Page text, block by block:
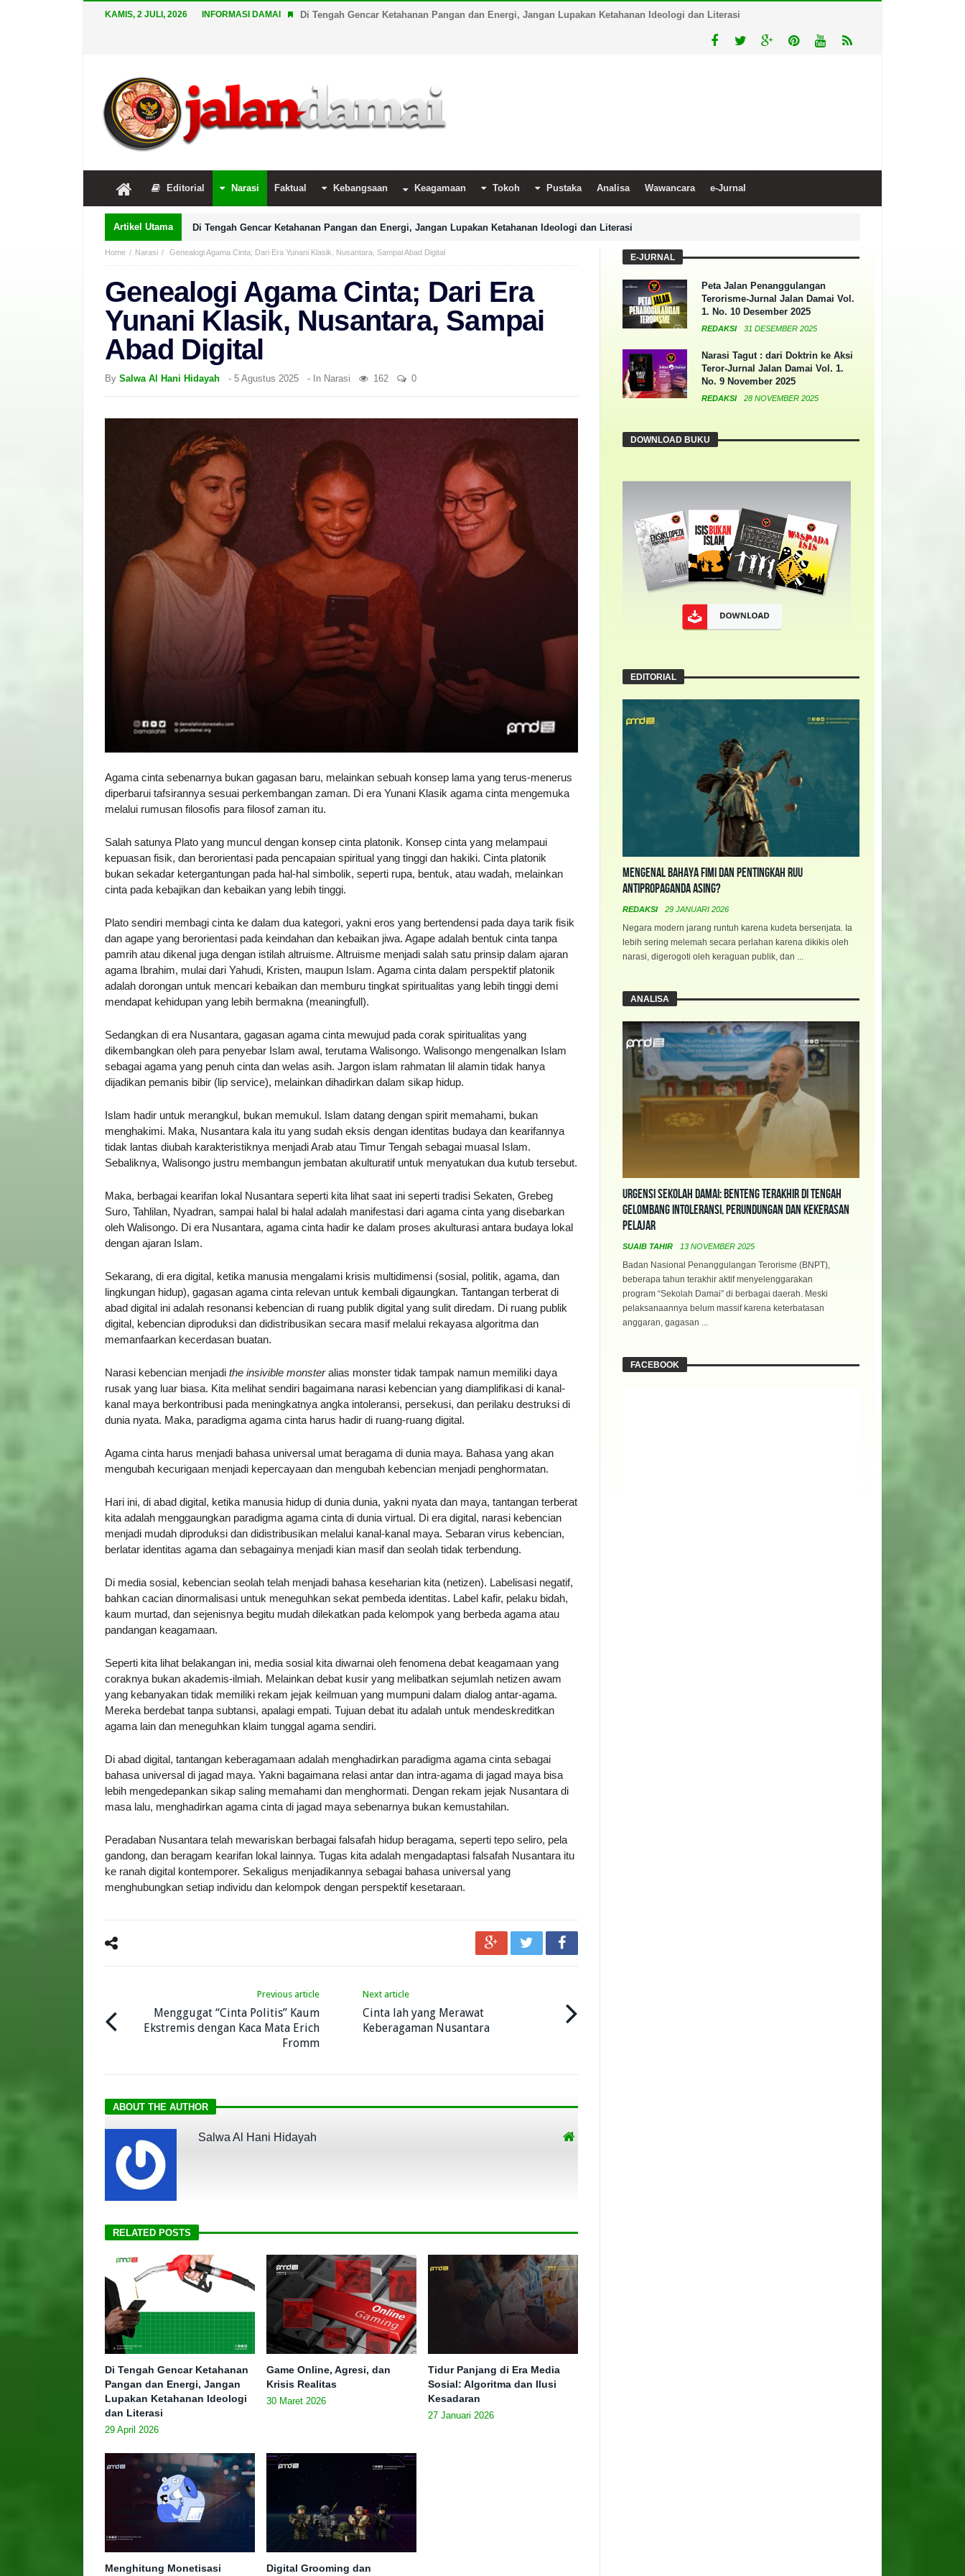
KAMIS, 2 JULI, 2026 INFORMASI DAMAI Di Tengah Gencar Ketahanan Pangan dan Energi, Jangan Lupakan Ketahanan Ideologi dan Literasi
Editorial Narasi Faktual Kebangsaan Keagamaan Tokoh Pustaka Analisa Wawancara e-Jurnal
Artikel Utama Di Tengah Gencar Ketahanan Pangan dan Energi, Jangan Lupakan Ketahanan Ideologi dan Literasi
Home Narasi Genealogi Agama Cinta; Dari Era Yunani Klasik, Nusantara, Sampai Abad Digital
Genealogi Agama Cinta; Dari Era
Yunani Klasik, Nusantara, Sampai
Abad Digital
By Salwa Al Hani Hidayah - 5 Agustus 2025 - In Narasi 162 0
Agama cinta sebenarnya bukan gagasan baru, melainkan sebuah konsep lama yang terus-menerus
diperbarui tafsirannya sesuai perkembangan zaman. Di era Yunani Klasik agama cinta mengemuka
melalui rumusan filosofis para filosof zaman itu.
Salah satunya Plato yang muncul dengan konsep cinta platonik. Konsep cinta yang melampaui
kepuasan fisik, dan berorientasi pada pencapaian spiritual yang tinggi dan hakiki. Cinta platonik
bukan sekadar ketergantungan pada hal-hal simbolik, seperti rupa, bentuk, atau wadah, melainkan
cinta pada kebajikan dan kebaikan yang lebih tinggi.
Plato sendiri membagi cinta ke dalam dua kategori, yakni eros yang bertendensi pada daya tarik fisik
dan agape yang berorientasi pada keindahan dan kebaikan jiwa. Agape adalah bentuk cinta tanpa
pamrih atau dikenal juga dengan istilah altruisme. Altruisme menjadi salah satu prinsip dalam ajaran
agama Ibrahim, mulai dari Yahudi, Kristen, maupun Islam. Agama cinta dalam perspektif platonik
adalah dorongan untuk mencari kebaikan dan memburu tingkat spiritualitas yang lebih tinggi demi
mendapat kehidupan yang lebih bermakna (meaningfull).
Sedangkan di era Nusantara, gagasan agama cinta mewujud pada corak spiritualitas yang
dikembangkan oleh para penyebar Islam awal, terutama Walisongo. Walisongo mengenalkan Islam
sebagai agama yang penuh cinta dan welas asih. Jargon islam rahmatan lil alamin tidak hanya
dijadikan pemanis bibir (lip service), melainkan dihadirkan dalam sikap hidup.
Islam hadir untuk merangkul, bukan memukul. Islam datang dengan spirit memahami, bukan
menghakimi. Maka, Nusantara kala itu yang sudah eksis dengan identitas budaya dan kearifannya
tidak lantas diubah karakteristiknya menjadi Arab atau Timur Tengah sebagai muasal Islam.
Sebaliknya, Walisongo justru membangun jembatan akulturatif untuk menyatukan dua kutub tersebut.
Maka, berbagai kearifan lokal Nusantara seperti kita lihat saat ini seperti tradisi Sekaten, Grebeg
Suro, Tahlilan, Nyadran, sampai halal bi halal adalah manifestasi dari agama cinta yang disebarkan
oleh Walisongo. Di era Nusantara, agama cinta hadir ke dalam proses akulturasi antara budaya lokal
dengan ajaran Islam.
Sekarang, di era digital, ketika manusia mengalami krisis multidimensi (sosial, politik, agama, dan
lingkungan hidup), gagasan agama cinta relevan untuk kembali digaungkan. Tantangan terberat di
abad digital ini adalah resonansi kebencian di ruang publik digital yang sulit diredam. Di ruang publik
digital, kebencian diproduksi dan didistribusikan secara masif melalui rekayasa algoritma dan
memanfaarkan kecerdasan buatan.
Narasi kebencian menjadi the insivible monsteralias monster tidak tampak namun memiliki daya
rusak yang luar biasa. Kita melihat sendiri bagaimana narasi kebencian yang diamplifikasi di kanal-
kanal maya berkontribusi pada meningkatnya angka intoleransi, persekusi, dan perilaku destruksi di
dunia nyata. Maka, paradigma agama cinta harus hadir di ruang-ruang digital.
Agama cinta harus menjadi bahasa universal umat beragama di dunia maya. Bahasa yang akan
mengubah kecurigaan menjadi kepercayaan dan mengubah kebencian menjadi penghormatan.
Hari ini, di abad digital, ketika manusia hidup di dunia dunia, yakni nyata dan maya, tantangan terberat
kita adalah menggaungkan paradigma agama cinta di dunia virtual. Di era digital, narasi kebencian
menjadi mudah diproduksi dan didistribusikan melalui kanal-kanal maya. Sebaran virus kebencian,
berlatar identitas agama dan sebagainya menjadi kian masif dan seolah tidak terbendung.
Di media sosial, kebencian seolah telah menjadi bahasa keseharian kita (netizen). Labelisasi negatif,
bahkan cacian dinormalisasi untuk meneguhkan sekat pembeda identitas. Label kafir, pelaku bidah,
kaum murtad, dan sejenisnya begitu mudah dilekatkan pada kelompok yang berbeda agama atau
pandangan keagamaan.
Seperti kita lihat belakangan ini, media sosial kita diwarnai oleh fenomena debat keagamaan yang
coraknya bukan akademis-ilmiah. Melainkan debat kusir yang melibatkan sejumlah netizen awam
yang kebanyakan tidak memiliki rekam jejak keilmuan yang mumpuni dalam dialog antar-agama.
Mereka berdebat tanpa subtansi, apalagi empati. Tujuan debat itu adalah untuk mendeskreditkan
agama lain dan meneguhkan klaim tunggal agama sendiri.
Di abad digital, tantangan keberagamaan adalah menghadirkan paradigma agama cinta sebagai
bahasa universal di jagad maya. Yakni bagaimana relasi antar dan intra-agama di jagad maya bisa
lebih mengedepankan sikap saling memahami dan menghormati. Dengan rekam jejak Nusantara di
masa lalu, menghadirkan agama cinta di jagad maya sebenarnya bukan kemustahilan.
Peradaban Nusantara telah mewariskan berbagai falsafah hidup beragama, seperti tepo seliro, pela
gandong, dan beragam kearifan lokal lainnya. Tugas kita adalah mengadaptasi falsafah Nusantara itu
ke ranah digital kontemporer. Sekaligus menjadikannya sebagai bahasa universal yang
menghubungkan setiap individu dan kelompok dengan perspektif kesetaraan.
Previous article
Menggugat “Cinta Politis” Kaum
Ekstremis dengan Kaca Mata Erich
Fromm
Next article
Cinta lah yang Merawat
Keberagaman Nusantara
ABOUT THE AUTHOR
Salwa Al Hani Hidayah
RELATED POSTS
Di Tengah Gencar Ketahanan
Pangan dan Energi, Jangan
Lupakan Ketahanan Ideologi
dan Literasi
29 April 2026
Game Online, Agresi, dan
Krisis Realitas
30 Maret 2026
Tidur Panjang di Era Media
Sosial: Algoritma dan Ilusi
Kesadaran
27 Januari 2026
Menghitung Monetisasi Digital Grooming dan
E-JURNAL
Peta Jalan Penanggulangan
Terorisme-Jurnal Jalan Damai Vol.
1. No. 10 Desember 2025
REDAKSI 31 DESEMBER 2025
Narasi Tagut : dari Doktrin ke Aksi
Teror-Jurnal Jalan Damai Vol. 1.
No. 9 November 2025
REDAKSI 28 NOVEMBER 2025
DOWNLOAD BUKU
EDITORIAL
Mengenal Bahaya FIMI dan Pentingkah RUU
Antipropaganda Asing?
REDAKSI 29 JANUARI 2026
Negara modern jarang runtuh karena kudeta bersenjata. Ia
lebih sering melemah secara perlahan karena dikikis oleh
narasi, digerogoti oleh keraguan publik, dan ...
ANALISA
Urgensi Sekolah Damai: Benteng Terakhir di Tengah
Gelombang Intoleransi, Perundungan dan Kekerasan
Pelajar
SUAIB TAHIR 13 NOVEMBER 2025
Badan Nasional Penanggulangan Terorisme (BNPT),
beberapa tahun terakhir aktif menyelenggarakan
program “Sekolah Damai” di berbagai daerah. Meski
pelaksanaannya belum massif karena keterbatasan
anggaran, gagasan ...
FACEBOOK